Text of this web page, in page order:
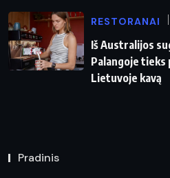
RESTORANAI
Iš Australijos
Palangoje tieks
Lietuvoje kavą
Pradinis